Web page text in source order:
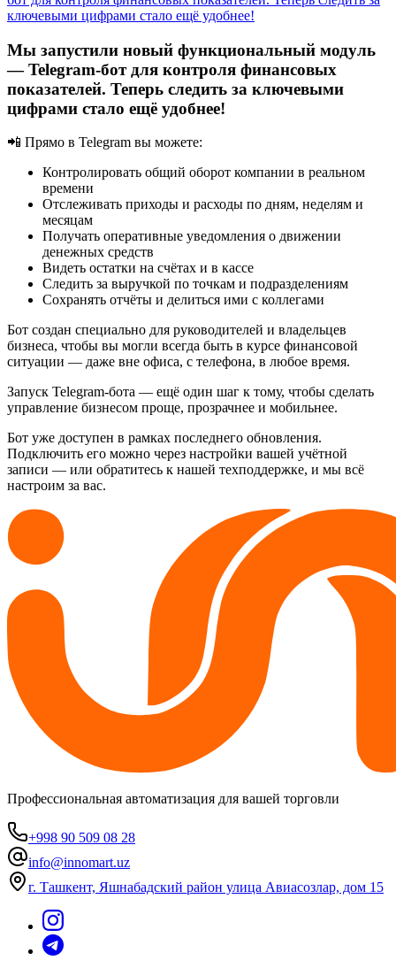
ключевыми цифрами стало ещё удобнее!
Мы запустили новый функциональный модуль
— Telegram-бот для контроля финансовых
показателей. Теперь следить за ключевыми
цифрами стало ещё удобнее!
📲 Прямо в Telegram вы можете:
Контролировать общий оборот компании в реальном
времени
Отслеживать приходы и расходы по дням, неделям и
месяцам
Получать оперативные уведомления о движении
денежных средств
Видеть остатки на счётах и в кассе
Следить за выручкой по точкам и подразделениям
Сохранять отчёты и делиться ими с коллегами
Бот создан специально для руководителей и владельцев
бизнеса, чтобы вы могли всегда быть в курсе финансовой
ситуации — даже вне офиса, с телефона, в любое время.
Запуск Telegram-бота — ещё один шаг к тому, чтобы сделать
управление бизнесом проще, прозрачнее и мобильнее.
Бот уже доступен в рамках последнего обновления.
Подключить его можно через настройки вашей учётной
записи — или обратитесь к нашей техподдержке, и мы всё
настроим за вас.
Профессиональная автоматизация для вашей торговли
+998 90 509 08 28
info@innomart.uz
г. Ташкент, Яшнабадский район улица Авиасозлар, дом 15